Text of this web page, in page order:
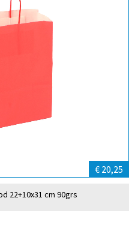
€ 20,25
22+10x31 cm 90grs